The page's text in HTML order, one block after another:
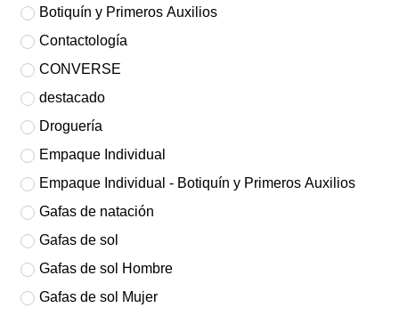
Botiquín y Primeros Auxilios
Contactología
CONVERSE
destacado
Droguería
Empaque Individual
Empaque Individual - Botiquín y Primeros Auxilios
Gafas de natación
Gafas de sol
Gafas de sol Hombre
Gafas de sol Mujer